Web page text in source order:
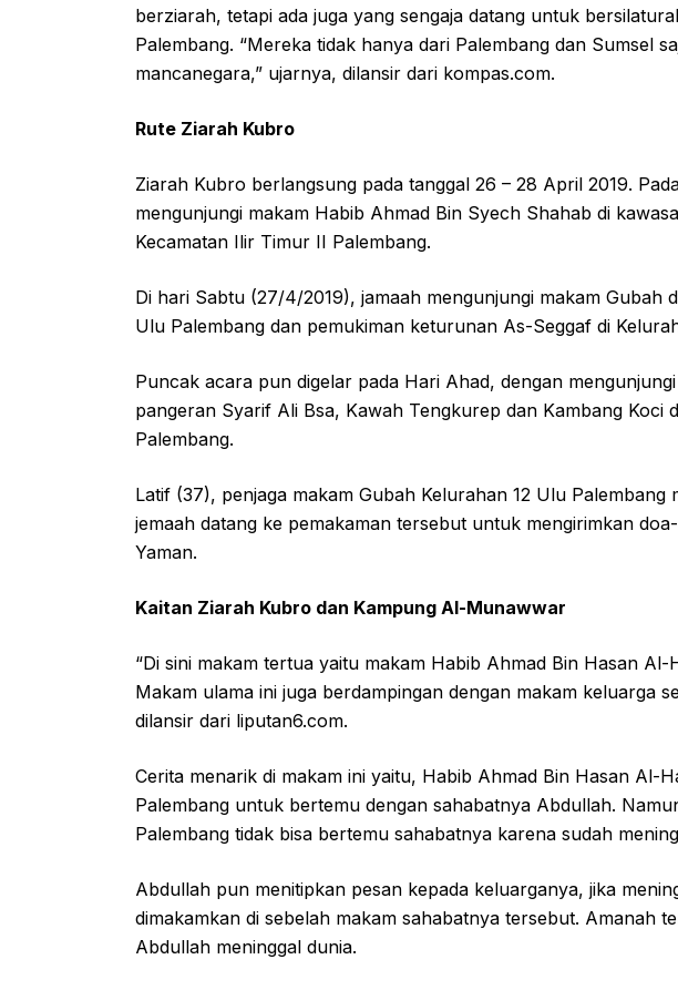
berziarah, tetapi ada juga yang sengaja datang untuk
Palembang. “Mereka tidak hanya dari Palembang dan Sumsel
mancanegara,” ujarnya, dilansir dari kompas.com.
Rute Ziarah Kubro
Ziarah Kubro berlangsung pada tanggal 26 – 28 April 2019.
mengunjungi makam Habib Ahmad Bin Syech Shahab di
Kecamatan Ilir Timur II Palembang.
Di hari Sabtu (27/4/2019), jamaah mengunjungi makam Gubah
Ulu Palembang dan pemukiman keturunan As-Seggaf di
Puncak acara pun digelar pada Hari Ahad, dengan
pangeran Syarif Ali Bsa, Kawah Tengkurep dan Kambang Koci
Palembang.
Latif (37), penjaga makam Gubah Kelurahan 12 Ulu Palembang
jemaah datang ke pemakaman tersebut untuk mengirimkan
Yaman.
Kaitan Ziarah Kubro dan Kampung Al-Munawwar
“Di sini makam tertua yaitu makam Habib Ahmad Bin Hasan Al-
Makam ulama ini juga berdampingan dengan makam keluarga
dilansir dari liputan6.com.
Cerita menarik di makam ini yaitu, Habib Ahmad Bin Hasan Al-
Palembang untuk bertemu dengan sahabatnya Abdullah.
Palembang tidak bisa bertemu sahabatnya karena sudah
Abdullah pun menitipkan pesan kepada keluarganya, jika
dimakamkan di sebelah makam sahabatnya tersebut. Amanah
Abdullah meninggal dunia.